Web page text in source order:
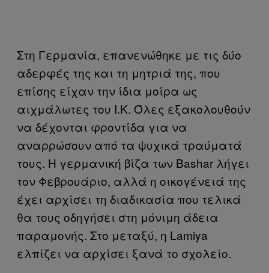
Στη Γερμανία, επανενώθηκε με τις δύο
αδερφές της και τη μητριά της, που
επίσης είχαν την ίδια μοίρα ως
αιχμάλωτες του Ι.Κ. Όλες εξακολουθούν
να δέχονται φροντίδα για να
αναρρώσουν από τα ψυχικά τραύματά
τους. Η γερμανική βίζα των Bashar λήγει
τον Φεβρουάριο, αλλά η οικογένειά της
έχει αρχίσει τη διαδικασία που τελικά
θα τους οδηγήσει στη μόνιμη άδεια
παραμονής. Στο μεταξύ, η Lamiya
ελπίζει να αρχίσει ξανά το σχολείο.